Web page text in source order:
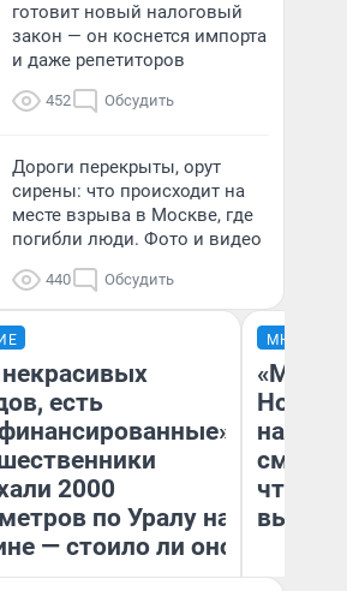
готовит новый налоговый
закон — он коснется импорта
и даже репетиторов
452 Обсудить
Дороги перекрыты, орут
сирены: что происходит на
месте взрыва в Москве, где
погибли люди. Фото и видео
440 Обсудить
есть
2000
по Уралу на
— стоило ли оно
МНЕНИЕ
«Мы
чтобы